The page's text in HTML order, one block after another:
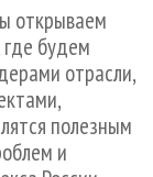
открываем
будем
отрасли,
полезным
и